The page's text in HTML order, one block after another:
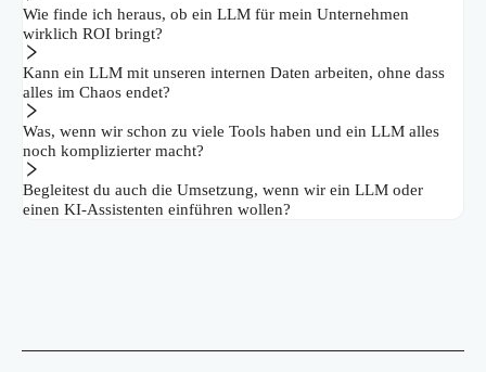
Wie finde ich heraus, ob ein LLM für mein Unternehmen
wirklich ROI bringt?
Kann ein LLM mit unseren internen Daten arbeiten, ohne dass
alles im Chaos endet?
Was, wenn wir schon zu viele Tools haben und ein LLM alles
noch komplizierter macht?
Begleitest du auch die Umsetzung, wenn wir ein LLM oder
einen KI-Assistenten einführen wollen?